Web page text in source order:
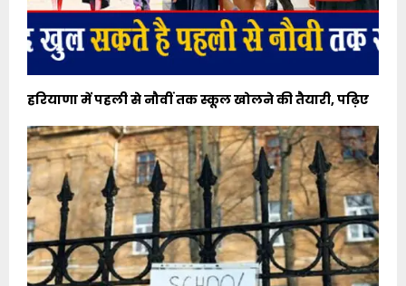
हरियाणा में पहली से नौवीं तक स्कूल खोलने की तैयारी, पढ़िए